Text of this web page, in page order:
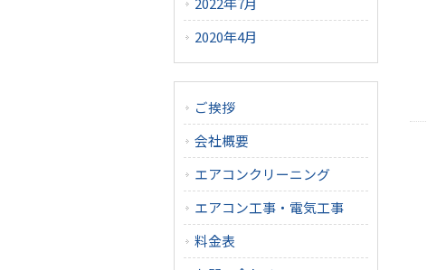
2020年4月
ご挨拶
会社概要
エアコンクリーニング
エアコン工事・電気工事
料金表